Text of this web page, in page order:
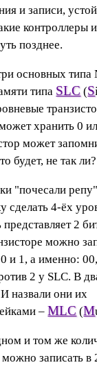
и записи,
контроллеры
позднее.
основных типа
типа SLC (S
хранить 0
может
будет, не так ли?
"почесали
сделать 4-ёх
2
можно
и 1, а именно:
2 у SLC. В
назвали они их
–MLC (M
и том же
записать в